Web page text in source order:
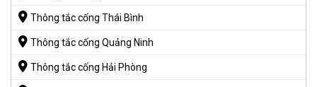
Thông tắc cống Thái Bình
Thông tắc cống Quảng Ninh
Thông tắc cống Hải Phòng